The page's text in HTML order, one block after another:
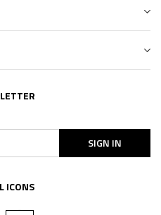
SIGN IN
ICONS